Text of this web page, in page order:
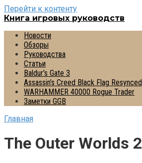
Перейти к контенту
Книга игровых руководств
Новости
Обзоры
Руководства
Статьи
Baldur’s Gate 3
Assassin’s Creed Black Flag Resynced
WARHAMMER 40000 Rogue Trader
Заметки GGB
Главная
The Outer Worlds 2